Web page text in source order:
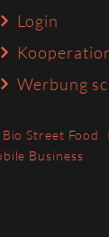
Login
Werbung
Bio Street Food
Business